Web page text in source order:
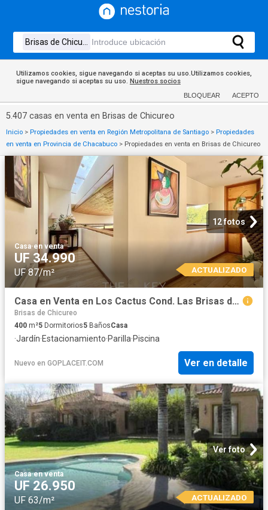
Utilizamos cookies, sigue navegando si aceptas su uso.Utilizamos cookies,
sigue navegando si aceptas su uso. Nuestros socios
BLOQUEAR ACEPTO
5.407 casas en venta en Brisas de Chicureo
Inicio > Propiedades en venta en Región Metropolitana de Santiago > Propiedades
en venta en Provincia de Chacabuco > Propiedades en venta en Brisas de Chicureo
12 fotos
Casa·en venta
UF 34.990
UF 87/m² ACTUALIZADO
Casa en Venta en Los Cactus Cond. Las Brisas de Chicureo
Brisas de Chicureo
400 m²5 Dormitorios5 BañosCasa
·Jardín·Estacionamiento·Parilla·Piscina
Nuevo en GOPLACEIT.COM Ver en detalle
Ver foto
Casa·en venta
UF 26.950
UF 63/m² ACTUALIZADO